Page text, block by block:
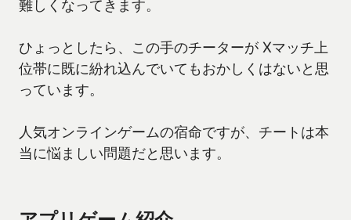
難しくなってきます。
ひょっとしたら、この手のチーターが Xマッチ上
位帯に既に紛れ込んでいてもおかしくはないと思
っています。
人気オンラインゲームの宿命ですが、チートは本
当に悩ましい問題だと思います。